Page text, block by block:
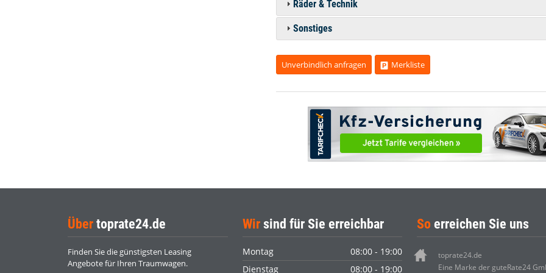
Räder & Technik
Sonstiges
Unverbindlich anfragen Merkliste
Über toprate24.de
Finden Sie die günstigsten Leasing
Angebote für Ihren Traumwagen.
Wirsind für Sie erreichbar
Montag
08:00 - 19:00
Dienstag
08:00 - 19:00
So erreichen Sie uns
toprate24.de
Eine Marke der guteRate24